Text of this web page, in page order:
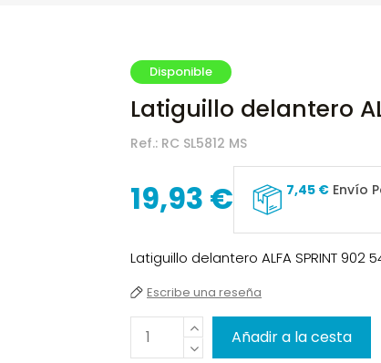
Disponible
Latiguillo delantero
Ref.: RC SL5812 MS
19,93 € 7,45 € Envío
Latiguillo delantero ALFA SPRINT 902
Escribe una reseña
Añadir a la cesta